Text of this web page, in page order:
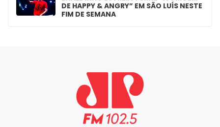
DE HAPPY & ANGRY” EM SÃO LUÍS NESTE
FIM DE SEMANA